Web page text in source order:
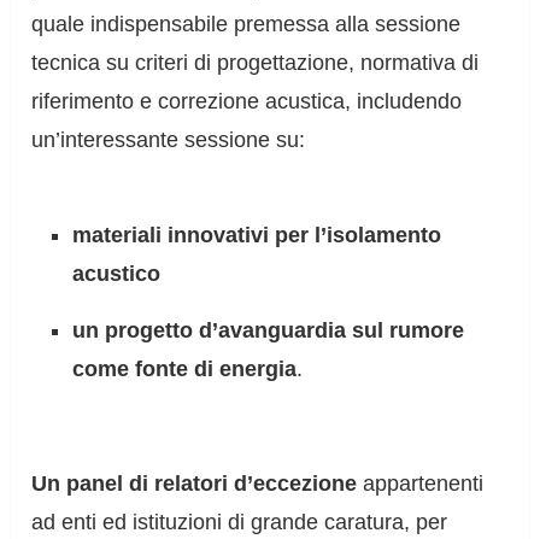
quale indispensabile premessa alla sessione
tecnica su criteri di progettazione, normativa di
riferimento e correzione acustica, includendo
un’interessante sessione su:
materiali innovativi per l’isolamento
acustico
un progetto d’avanguardia sul rumore
come fonte di energia.
Un panel di relatori d’eccezione appartenenti
ad enti ed istituzioni di grande caratura, per